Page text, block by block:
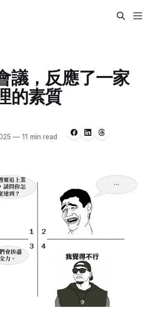
議，反應了一家
的素質
—11 min read